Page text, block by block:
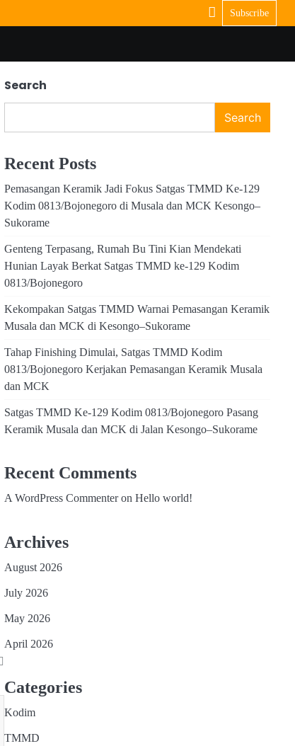
Subscribe
Search
Search
Recent Posts
Pemasangan Keramik Jadi Fokus Satgas TMMD Ke-129
Kodim 0813/Bojonegoro di Musala dan MCK Kesongo–
Sukorame
Genteng Terpasang, Rumah Bu Tini Kian Mendekati
Hunian Layak Berkat Satgas TMMD ke-129 Kodim
0813/Bojonegoro
Kekompakan Satgas TMMD Warnai Pemasangan Keramik
Musala dan MCK di Kesongo–Sukorame
Tahap Finishing Dimulai, Satgas TMMD Kodim
0813/Bojonegoro Kerjakan Pemasangan Keramik Musala
dan MCK
Satgas TMMD Ke-129 Kodim 0813/Bojonegoro Pasang
Keramik Musala dan MCK di Jalan Kesongo–Sukorame
Recent Comments
A WordPress Commenteron Hello world!
Archives
August 2026
July 2026
May 2026
April 2026
Categories
Kodim
TMMD